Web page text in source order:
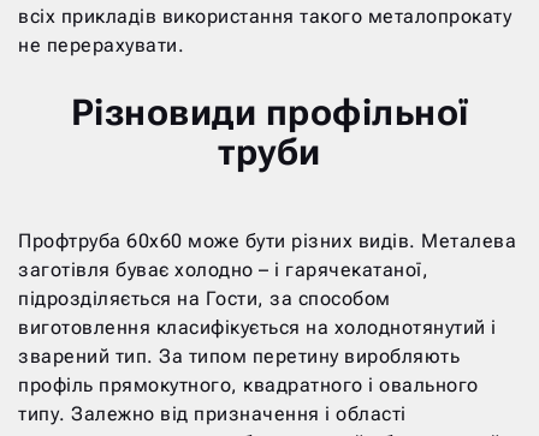
всіх прикладів використання такого металопрокату
не перерахувати.
Різновиди профільної
труби
Профтруба 60х60 може бути різних видів. Металева
заготівля буває холодно – і гарячекатаної,
підрозділяється на Гости, за способом
виготовлення класифікується на холоднотянутий і
зварений тип. За типом перетину виробляють
профіль прямокутного, квадратного і овального
типу. Залежно від призначення і області